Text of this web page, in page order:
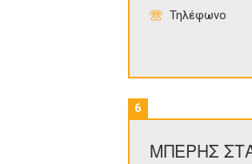
Τηλέφωνο
6
ΜΠΕΡΗΣ